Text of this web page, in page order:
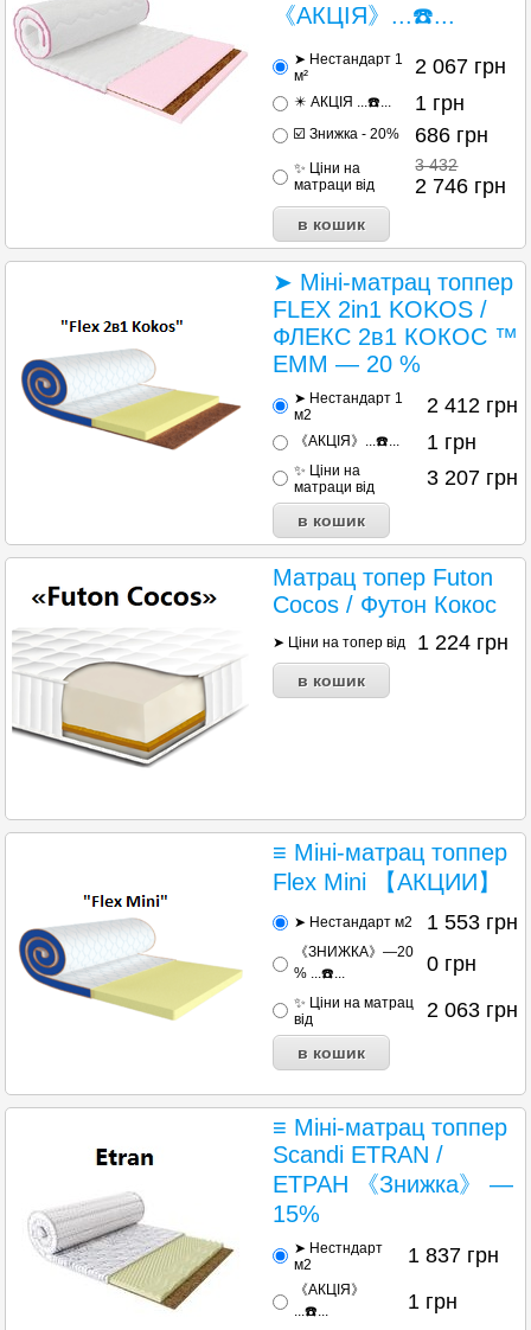
《АКЦІЯ》...☎️...
➤ Нестандарт 1
м²
2 067 грн
✴️ АКЦІЯ ...☎️... 1 грн
☑️ Знижка - 20% 686 грн
✨ Ціни на
матраци від
3 432
2 746 грн
➤ Міні-матрац топпер
FLEX 2in1 KOKOS /
ФЛЕКС 2в1 КОКОС ™
ЕММ — 20 %
➤ Нестандарт 1
м2
2 412 грн
《АКЦІЯ》...☎️... 1 грн
✨ Ціни на
матраци від
3 207 грн
Матрац топер Futon
Cocos / Футон Кокос
➤ Ціни на топер від 1 224 грн
≡ Міні-матрац топпер
Flex Mini 【АКЦИИ】
➤ Нестандарт м2 1 553 грн
《ЗНИЖКА》—20
% ...☎️...
0 грн
✨ Ціни на матрац
від
2 063 грн
≡ Міні-матрац топпер
Scandi ETRAN /
ЕТРАН 《Знижка》 —
15%
➤ Нестндарт
м2
1 837 грн
《АКЦІЯ》
...☎️...
1 грн